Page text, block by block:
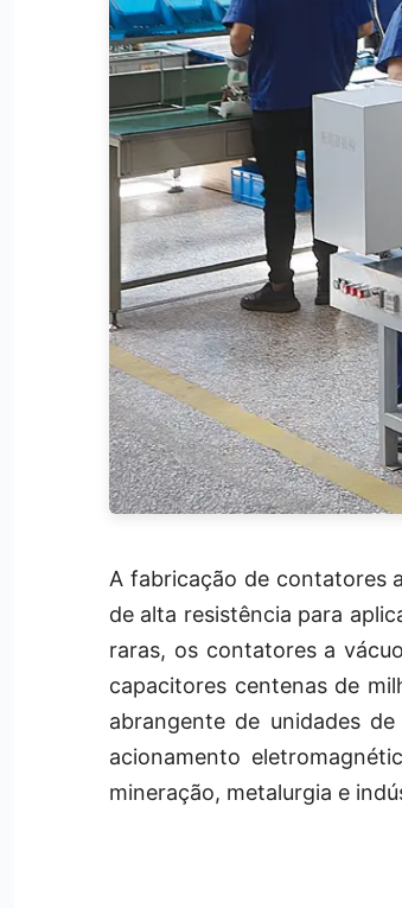
A fabricação de contatores
de alta resistência para
raras, os contatores a
capacitores centenas de
abrangente de unidades
acionamento
mineração, metalurgia e